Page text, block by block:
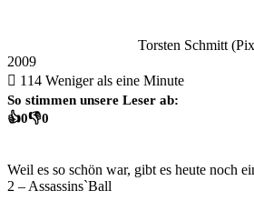
Torsten Schmitt
2009
114 Weniger als eine Minute
So stimmen unsere Leser ab:
👍0👎0
Weil es so schön war, gibt es heute noch
2 – Assassins`Ball